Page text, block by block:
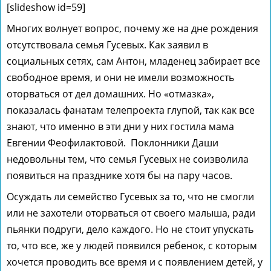
[slideshow id=59]
Многих волнует вопрос, почему же на дне рождения
отсутствовала семья Гусевых. Как заявил в
социальных сетях, сам Антон, младенец забирает все
свободное время, и они не имели возможность
оторваться от дел домашних. Но «отмазка»,
показалась фанатам телепроекта глупой, так как все
знают, что именно в эти дни у них гостила мама
Евгении Феофилактовой. Поклонники Даши
недовольны тем, что семья Гусевых не соизволила
появиться на празднике хотя бы на пару часов.
Осуждать ли семейство Гусевых за то, что не смогли
или не захотели оторваться от своего малыша, ради
пьянки подруги, дело каждого. Но не стоит упускать
то, что все, же у людей появился ребенок, с которым
хочется проводить все время и с появлением детей, у